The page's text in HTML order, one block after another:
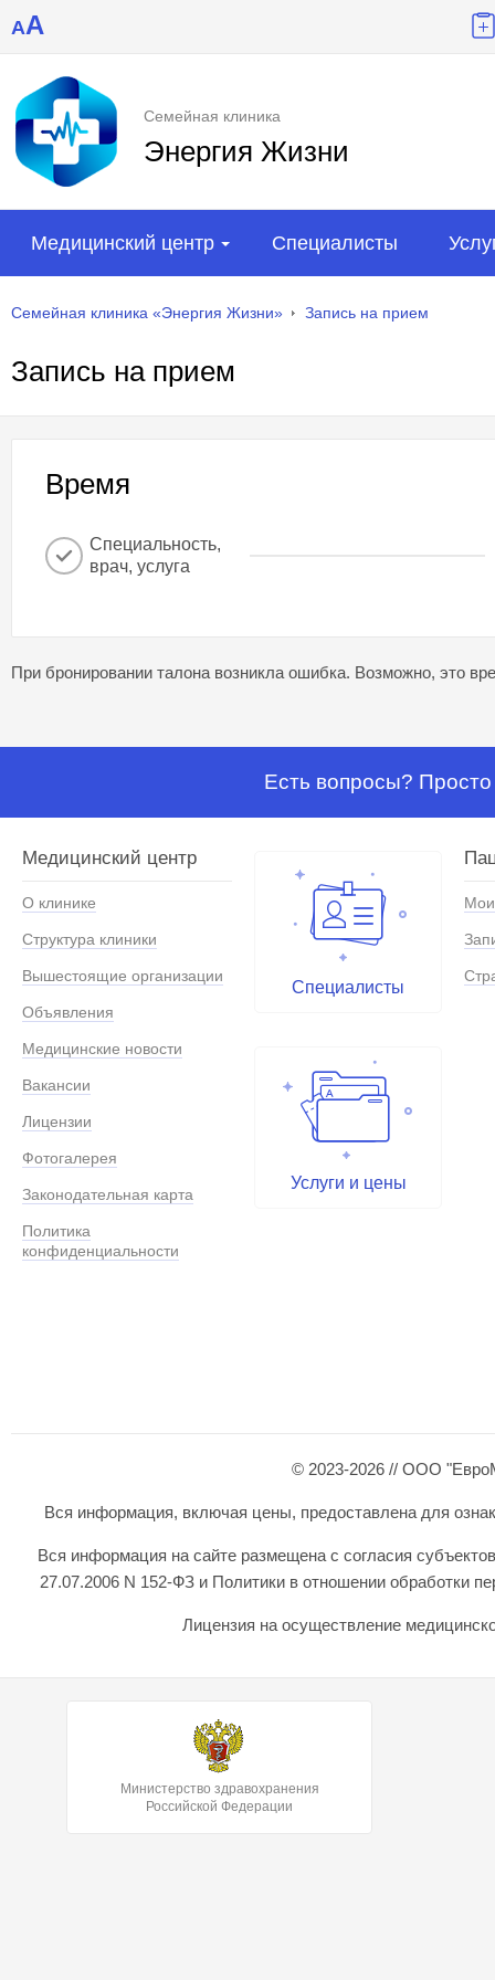
AA
Семейная клиника
Энергия Жизни
Медицинский центр Специалисты
Семейная клиника «Энергия Жизни» Запись на прием
Запись на прием
Время
Специальность,
врач, услуга
При бронировании талона возникла ошибка. Возможно, это
Есть вопросы?
Медицинский центр
О клинике
Структура клиники
Вышестоящие организации
Объявления
Медицинские новости
Вакансии
Лицензии
Фотогалерея
Законодательная карта
Политика
конфиденциальности
Специалисты
Услуги и цены
© 2023-2026 // ООО
Вся информация, включая цены, предоставлена для
Вся информация на сайте размещена с согласия
27.07.2006 N 152-ФЗ и Политики в отношении обработки
Лицензия на осуществление
Министерство здравохранения
Российской Федерации